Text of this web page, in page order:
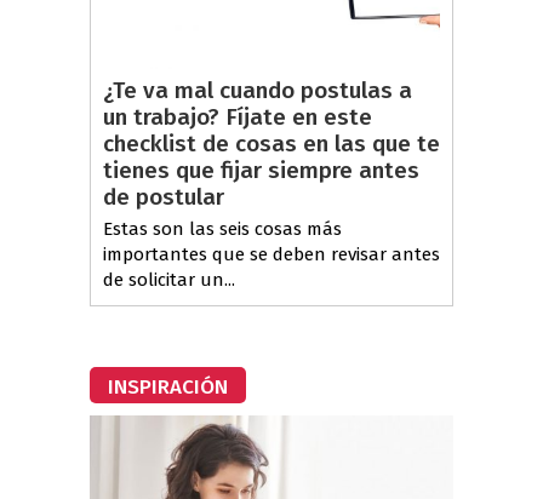
¿Te va mal cuando postulas a
un trabajo? Fíjate en este
checklist de cosas en las que te
tienes que fijar siempre antes
de postular
Estas son las seis cosas más
importantes que se deben revisar antes
de solicitar un...
INSPIRACIÓN